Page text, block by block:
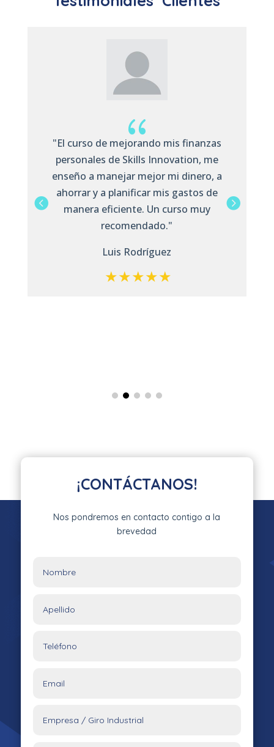
{
"Contratar la membresia de Skills
Innovation fue una excelente inversión
para nuestra empresa. Mis colaboradores
no solo mejoraron sus habilidades, sino
que también nos entregan constancias
de habilidades DC3, con las que podemos
equipo."
Roberto Pérez.
¡CONTÁCTANOS!
Nos pondremos en contacto contigo a la
brevedad